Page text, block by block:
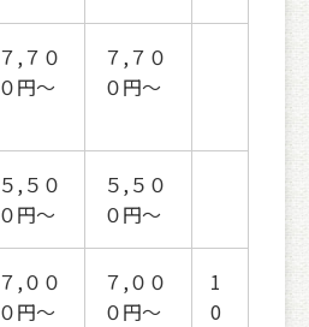
７,７０
０円～
７,７０
０円～
５,５０
０円～
５,５０
０円～
７,００
０円～
７,００
０円～
1
0